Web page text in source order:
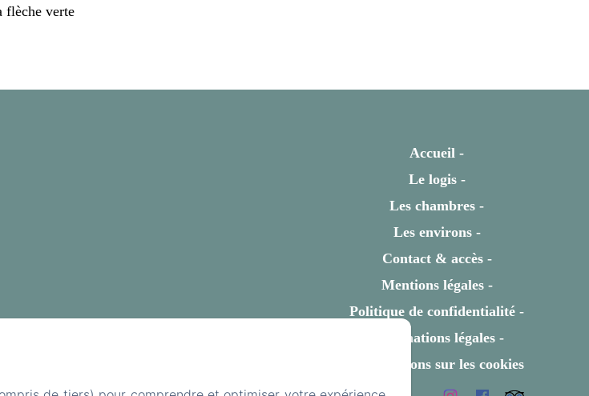
flèche verte
Accueil
Le logis
Les chambres
Les environs
Contact & accès
Mentions légales
Politique de confidentialité
Informations légales
Informations sur les cookies